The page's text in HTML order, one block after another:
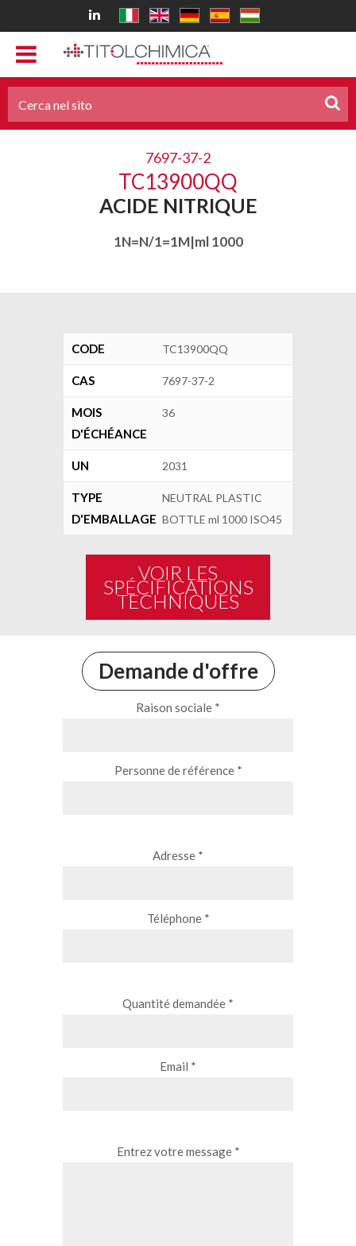
7697-37-2
TC13900QQ
ACIDE NITRIQUE
1N=N/1=1M|ml 1000
CODE TC13900QQ
CAS 7697-37-2
MOIS
D'ÉCHÉANCE
36
UN 2031
TYPE
D'EMBALLAGE
NEUTRAL PLASTIC
BOTTLE ml 1000 ISO45
VOIR LES
SPÉCIFICATIONS
TECHNIQUES
Demande d'offre
Raison sociale *
Personne de référence *
Adresse *
Téléphone *
Quantité demandée *
Email *
Entrez votre message *